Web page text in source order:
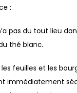
:
pas du tout lieu
thé blanc.
feuilles et les
immédiatement